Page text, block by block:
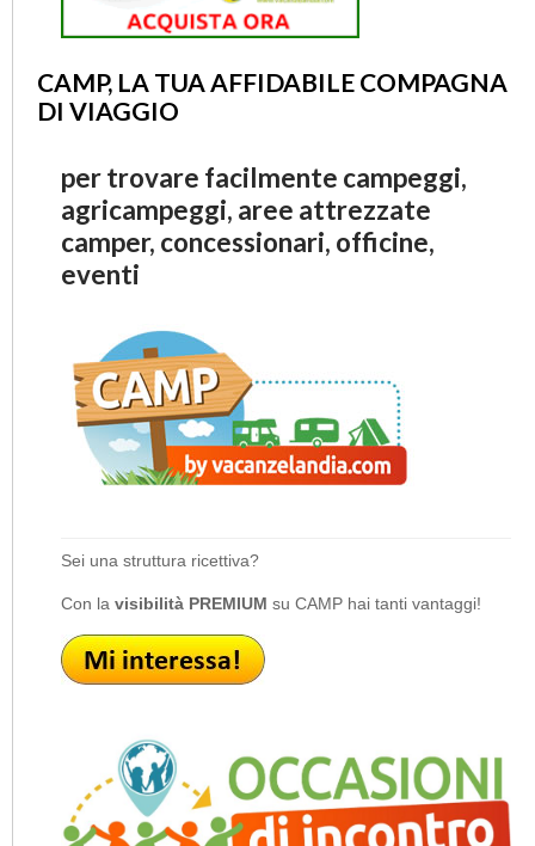
CAMP, LA TUA AFFIDABILE COMPAGNA
DI VIAGGIO
per trovare facilmente campeggi,
agricampeggi, aree attrezzate
camper, concessionari, officine,
eventi
Sei una struttura ricettiva?
Con la visibilità PREMIUM su CAMP hai tanti vantaggi!